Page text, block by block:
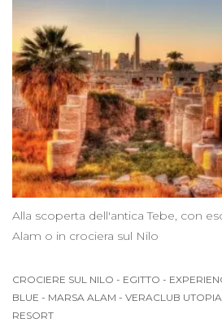
Alla scoperta dell'antica Tebe, con
Alam o in crociera sul Nilo
CROCIERE SUL NILO - EGITTO -
BLUE - MARSA ALAM - VERACLUB
RESORT